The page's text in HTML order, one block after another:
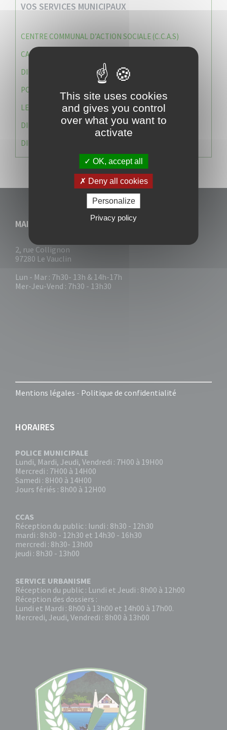
VOS SERVICES MUNICIPAUX
CENTRE COMMUNAL D’ACTION SOCIALE (C.C.A.S)
CAISSE DES ÉCOLES
DIRECTION DES SERVICES TECHNIQUES
POLICE MUNICIPALE
LE CABINET DU MAIRE
DIRECTION DES RESSOURCES ET MOYENS
DIRECTION DU DEVELLOPPEMENT URBAIN DURABL
MAIRIE DU VAUCLIN
2, rue Collignon
97280 Le Vauclin
Lun - Mar : 7h30- 13h & 14h-17h
Mer-Jeu-Vend : 7h30 - 13h30
Mentions légales - Politique de confidentialité
HORAIRES
POLICE MUNICIPALE
Lundi, Mardi, Jeudi, Vendredi : 7H00 à 19H00
Mercredi : 7H00 à 14H00
Samedi : 8H00 à 14H00
Jours fériés : 8h00 à 12H00
CCAS
Réception du public : lundi : 8h30 - 12h30
mardi : 8h30 - 12h30 et 14h30 - 16h30
mercredi : 8h30- 13h00
jeudi : 8h30 - 13h00
SERVICE URBANISME
Réception du public : Lundi et Jeudi : 8h00 à 12h00
Réception des dossiers :
Lundi et Mardi : 8h00 à 13h00 et 14h00 à 17h00.
Mercredi, Jeudi, Vendredi : 8h00 à 13h00
This site uses cookies
and gives you control
over what you want to
activate
OK, accept all
Deny all cookies
Personalize
Privacy policy